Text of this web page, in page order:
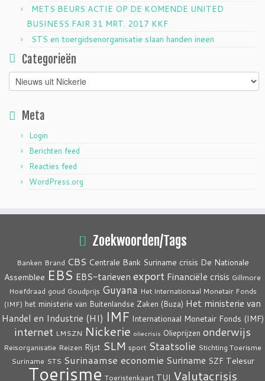
METS BEURS ACTIE OP DE KOMENDE UNITED
BUSINESS FAIR 31 MRT. 2017 KKF
STS en toergidsenorganisatie slaan handen ineen
Categorieën
Categorieën
Meta
Login
Berichten feed
Reacties feed
WordPress.org
Zoekwoorden/Tags
Banken Brand CBS Centrale Bank Suriname crisis De Nationale
Assemblee EBS EBS-tarieven export Financiële crisis Gillmore
Hoefdraad goud Goudprijs Guyana Het Internationaal Monetair Fonds
(IMF) het ministerie van Buitenlandse Zaken (Buza) Het ministerie van
Handel en Industrie (HI) IMF Internationaal Monetair Fonds (IMF)
internet LMSZN Nickerie oliecrisis Olieprijzen onderwijs
Reisorganisatie Reizen Rijst SLM sport Staatsolie Stichting Toerisme
Suriname STS Surinaamse economie Suriname SZF Telesur
Toerisme Toeristenkaart TUI Valutacrisis